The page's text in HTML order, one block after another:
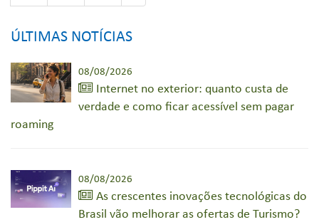
ÚLTIMAS NOTÍCIAS
08/08/2026
Internet no exterior: quanto custa de
verdade e como ficar acessível sem pagar
roaming
08/08/2026
As crescentes inovações tecnológicas do
Brasil vão melhorar as ofertas de Turismo?